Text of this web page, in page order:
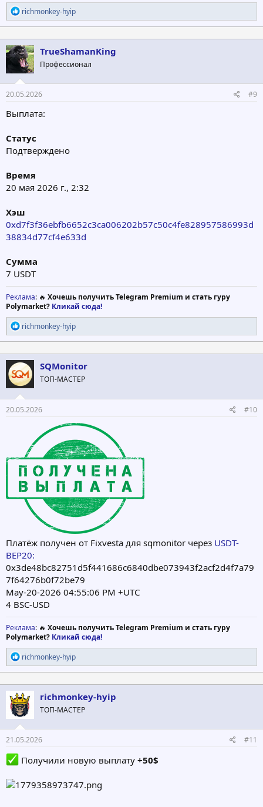
Р
е
а
к
ц
и
и
:
richmonkey-hyip
TrueShamanKing
Профессионал
20.05.2026 #9
Выплата:
Статус
Подтверждено
Время
20 мая 2026 г., 2:32
Хэш
0xd7f3f36ebfb6652c3ca006202b57c50c4fe828957586993d
38834d77cf4e633d
Сумма
7 USDT
Реклама: 🔥 Хочешь получить Telegram Premium и стать гуру
Polymarket? Кликай сюда!
Р
е
а
к
ц
и
и
:
richmonkey-hyip
SQMonitor
ТОП-МАСТЕР
20.05.2026 #10
Платёж получен от Fixvesta для sqmonitor через USDT-
BEP20:
0x3de48bc82751d5f441686c6840dbe073943f2acf2d4f7a79
7f64276b0f72be79
May-20-2026 04:55:06 PM +UTC
4 BSC-USD
Реклама: 🔥 Хочешь получить Telegram Premium и стать гуру
Polymarket? Кликай сюда!
Р
е
а
к
ц
и
и
:
richmonkey-hyip
richmonkey-hyip
ТОП-МАСТЕР
21.05.2026 #11
Получили новую выплату +50$